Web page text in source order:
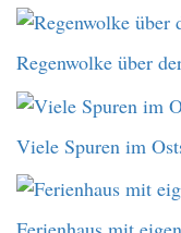
Regenwolke über
Viele Spuren im